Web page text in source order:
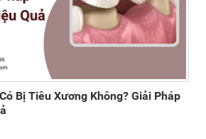
Bị Tiêu Xương Không? Giải Pháp